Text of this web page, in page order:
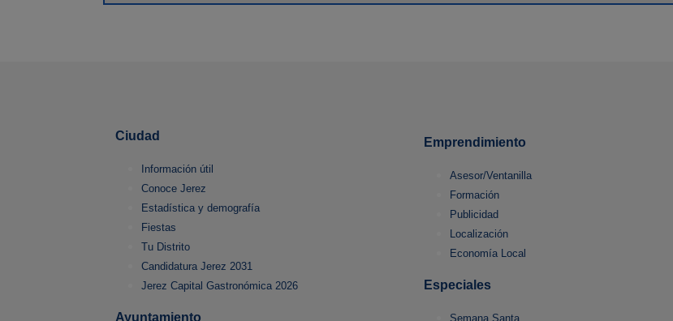
Ciudad
Información útil
Conoce Jerez
Estadística y demografía
Fiestas
Tu Distrito
Candidatura Jerez 2031
Jerez Capital Gastronómica 2026
Ayuntamiento
Emprendimiento
Asesor/Ventanilla
Formación
Publicidad
Localización
Economía Local
Especiales
Semana Santa